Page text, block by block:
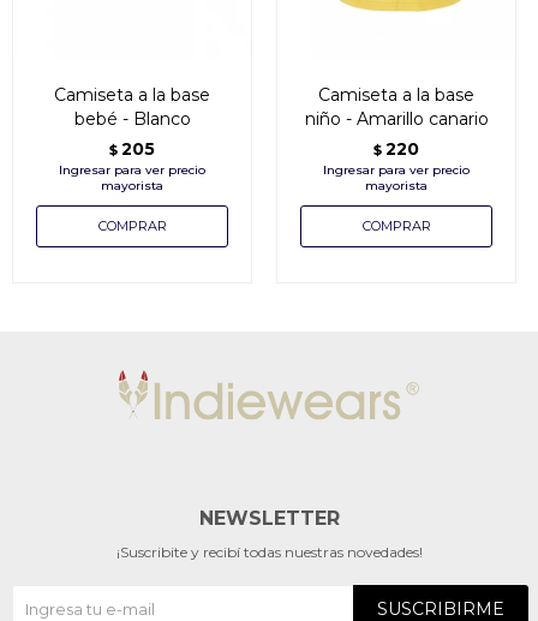
Camiseta a la base
bebé - Blanco
$ 205
Camiseta a la base
niño - Amarillo canario
$ 220
NEWSLETTER
¡Suscribite y recibí todas nuestras novedades!
SUSCRIBIRME